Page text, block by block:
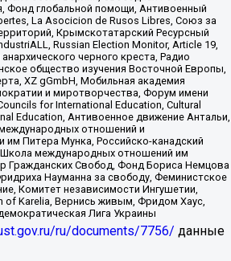
Фонд глобальной помощи, Антивоенный
La Asocicion de Rusos Libres, Союз за
Крымскотатарский Ресурсный
Russian Election Monitor, Article 19,
черного креста, Радио
общество изучения Восточной Европы,
XZ gGmbH, Мобильная академия
и миротворчества, Форум имени
for International Education, Cultural
Education, Антивоенное движение Антальи,
отношений и
им Питера Мунка, Российско-канадский
Школа международных отношений им
Гражданских Свобод, Фонд Бориса Немцова
Науманна за свободу, Феминистское
Комитет независимости Ингушетии,
of Karelia, Вернись живым, Фридом Хаус,
Лига Украины
ru/documents/7756/ данные